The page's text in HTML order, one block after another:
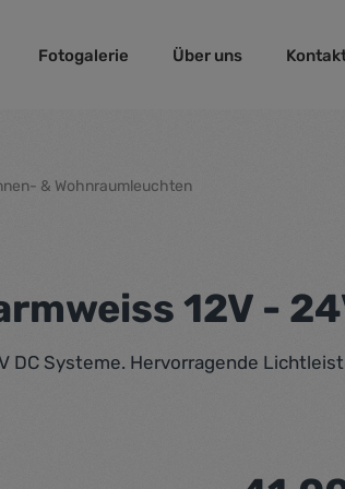
Fotogalerie Über uns
& Wohnraumleuchten
12V -
Systeme. Hervorragende
Regulärer